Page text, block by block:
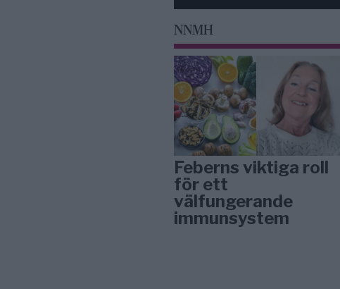
NNMH
Feberns viktiga roll
för ett
välfungerande
immunsystem